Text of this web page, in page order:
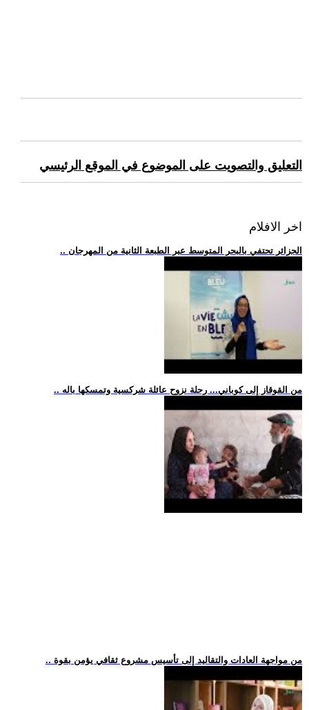
التعليق والتصويت على الموضوع في الموقع الرئيسي
اخر الافلام
.. الجزائر تحتفي بالبحر المتوسط عبر الطبعة الثانية من المهرجان
.. من القوقاز إلى كوباني... رحلة نزوح عائلة شركسية وتمسكها باله
.. من مواجهة العادات والتقاليد إلى تأسيس مشروع ثقافي يؤمن بقوة